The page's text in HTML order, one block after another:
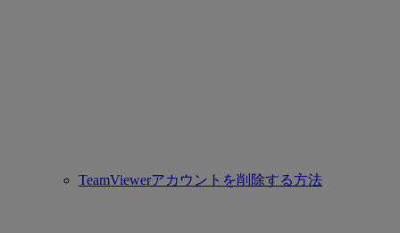
TeamViewerアカウントを削除する方法